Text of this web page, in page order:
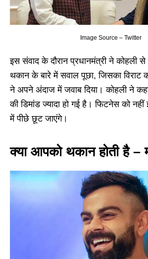
Image Source – Twitter
इस संवाद के दौरान प्रधानमंत्री ने कोहली
थकान के बारे में सवाल पूछा, जिसका विराट
ने अपने अंदाज में जवाब दिया। कोहली ने
की डिमांड ज्यादा हो गई है। फिटनेस को
में पीछे छूट जाएंगे।
क्या आपको थकान होती है –